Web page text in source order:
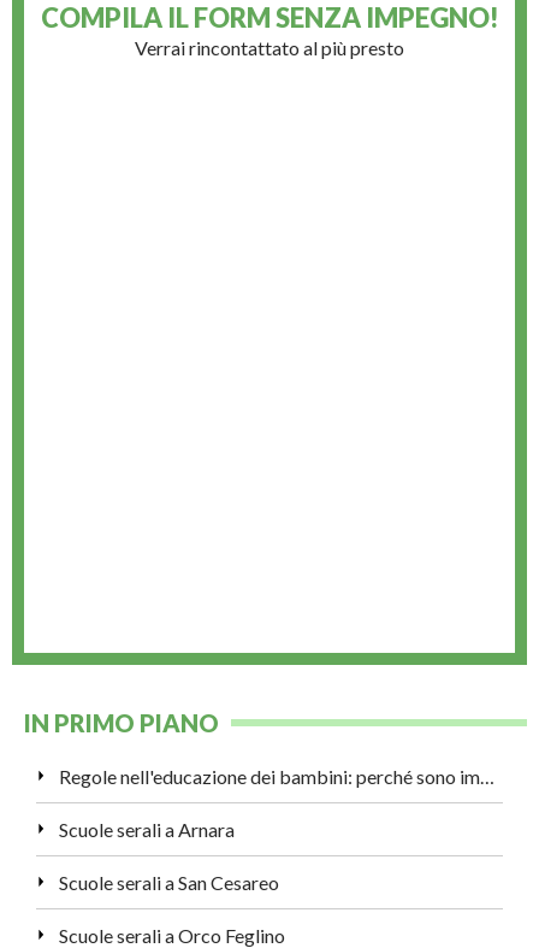
COMPILA IL FORMSENZA IMPEGNO!
Verrai rincontattato al più presto
IN PRIMO PIANO
Regole nell'educazione dei bambini: perché sono importanti?
Scuole serali a Arnara
Scuole serali a San Cesareo
Scuole serali a Orco Feglino